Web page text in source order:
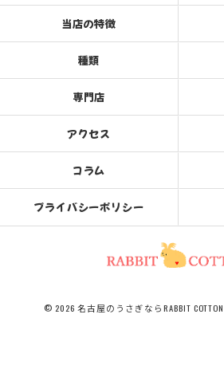
当店の特徴
種類
専門店
アクセス
コラム
プライバシーポリシー
© 2026 名古屋のうさぎならRABBIT COTTON